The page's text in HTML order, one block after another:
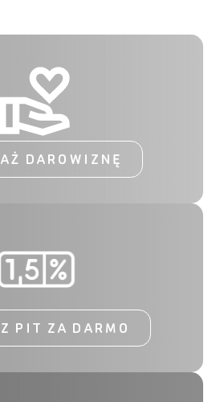
DAROWIZNĘ
PIT ZA DARMO